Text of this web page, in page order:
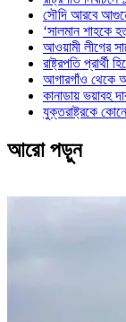
সৌদি আরবে
‘সালমান শাহকে
আওয়ামী লীগের
রাষ্ট্রপতি প্রার্থী
আগারগাঁও থেকে
কানাডায় ভয়াবহ
যুক্তরাষ্ট্রকে
আরো পড়ুন